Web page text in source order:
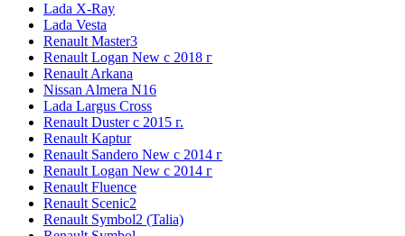
Lada X-Ray
Lada Vesta
Renault Master3
Renault Logan New с 2018 г
Renault Arkana
Nissan Almera N16
Lada Largus Cross
Renault Duster с 2015 г.
Renault Kaptur
Renault Sandero New с 2014 г
Renault Logan New с 2014 г
Renault Fluence
Renault Scenic2
Renault Symbol2 (Talia)